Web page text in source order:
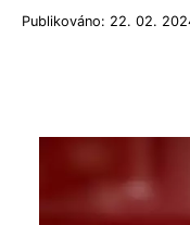
Publikováno: 22. 02.